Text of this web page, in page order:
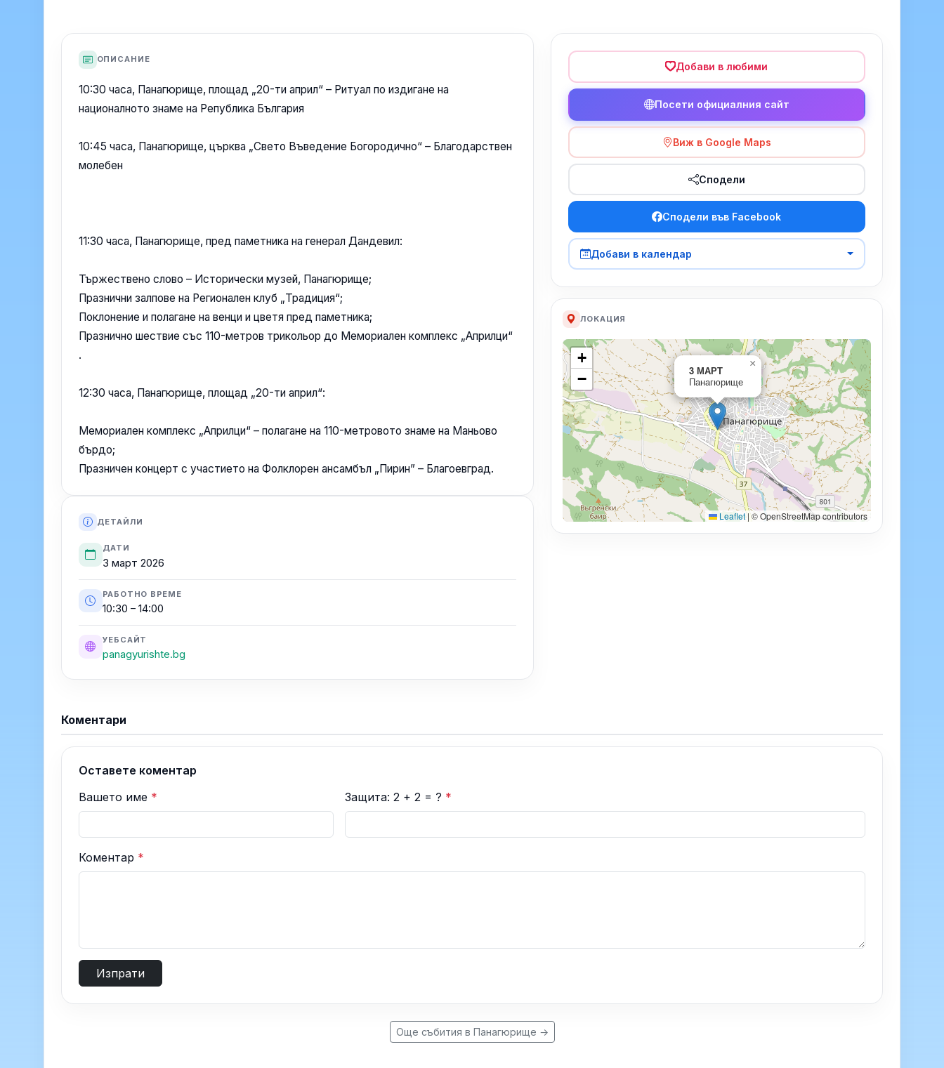
ОПИСАНИЕ
10:30 часа, Панагюрище, площад „20-ти април“ – Ритуал по издигане на
националното знаме на Република България
10:45 часа, Панагюрище, църква „Свето Въведение Богородично“ – Благодарствен
молебен
11:30 часа, Панагюрище, пред паметника на генерал Дандевил:
Тържествено слово – Исторически музей, Панагюрище;
Празнични залпове на Регионален клуб „Традиция“;
Поклонение и полагане на венци и цветя пред паметника;
Празнично шествие със 110-метров трикольор до Мемориален комплекс „Априлци“
.
12:30 часа, Панагюрище, площад „20-ти април“:
Мемориален комплекс „Априлци“ – полагане на 110-метровото знаме на Маньово
бърдо;
Празничен концерт с участието на Фолклорен ансамбъл „Пирин” – Благоевград.
ДЕТАЙЛИ
ДАТИ
3 март 2026
РАБОТНО ВРЕМЕ
10:30 – 14:00
УЕБСАЙТ
panagyurishte.bg
Добави в любими
Посети официалния сайт
Виж в Google Maps
Сподели
Сподели във Facebook
Добави в календар
ЛОКАЦИЯ
3 МАРТ
Панагюрище
×
+
−
Leaflet|© OpenStreetMap contributors
Коментари
Оставете коментар
Вашето име * Защита: 2 + 2 = ? *
Коментар *
Изпрати
Още събития в Панагюрище →